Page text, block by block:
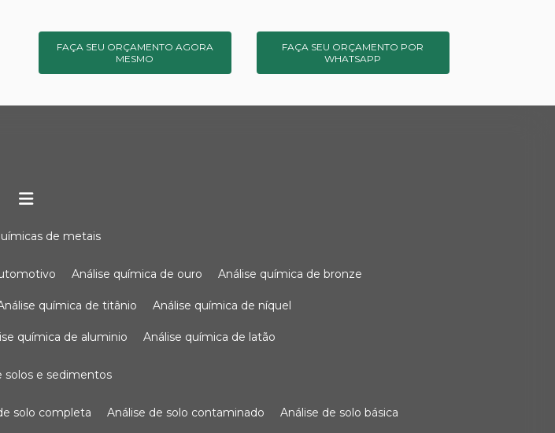
FAÇA SEU ORÇAMENTO AGORA
MESMO
FAÇA SEU ORÇAMENTO POR
WHATSAPP
de metais
análise química de ouro análise química de bronze
análise química de titânio análise química de níquel
química de aluminio análise química de latão
solos e sedimentos
solo completa análise de solo contaminado análise de solo básica